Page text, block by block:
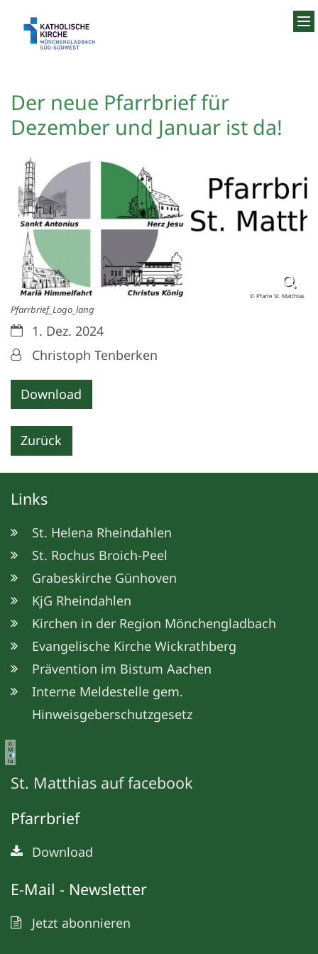
Der neue Pfarrbrief für
Dezember und Januar ist da!
© Pfarre St. Matthias
Pfarrbrief_Logo_lang
Datum:1. Dez. 2024
Von:Christoph Tenberken
Download
Zurück
Links
St. Helena Rheindahlen
St. Rochus Broich-Peel
Grabeskirche Günhoven
KjG Rheindahlen
Kirchen in der Region Mönchengladbach
Evangelische Kirche Wickrathberg
Prävention im Bistum Aachen
Interne Meldestelle gem.
Hinweisgeberschutzgesetz
©
M
e
ta
St. Matthias auf facebook
Pfarrbrief
Download
E-Mail - Newsletter
Jetzt abonnieren